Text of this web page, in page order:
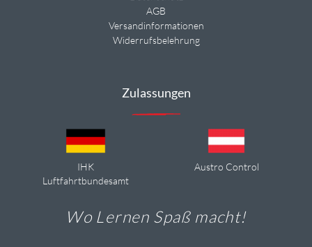
AGB
Versandinformationen
Widerrufsbelehrung
Zulassungen
IHK
Luftfahrtbundesamt
Austro Control
Wo Lernen Spaß macht!